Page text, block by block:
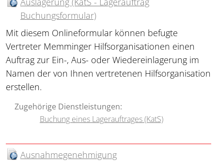
Buchungsformular)
Mit diesem Onlineformular können befugte
Vertreter Memminger Hilfsorganisationen einen
Auftrag zur Ein-, Aus- oder Wiedereinlagerung im
Namen der von Ihnen vertretenen Hilfsorganisation
erstellen.
Zugehörige Dienstleistungen:
Buchung eines Lagerauftrages (KatS)
Ausnahmegenehmigung